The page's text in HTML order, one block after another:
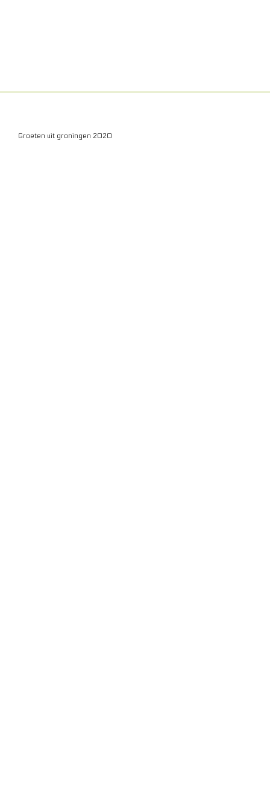
Groeten uit groningen 2020